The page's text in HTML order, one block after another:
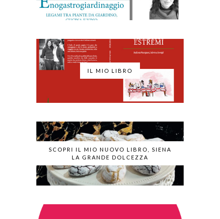
IL MIO LIBRO
SCOPRI IL MIO NUOVO LIBRO, SIENA
LA GRANDE DOLCEZZA